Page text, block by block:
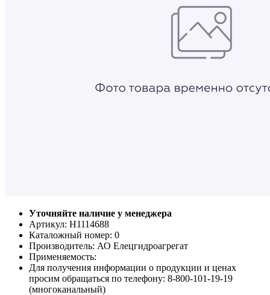
Уточняйте наличие у менеджера
Артикул: Н1114688
Каталожный номер: 0
Производитель: АО Елецгидроагрегат
Применяемость:
Для получения информации о продукции и ценах
просим обращаться по телефону: 8-800-101-19-19
(многоканальный)